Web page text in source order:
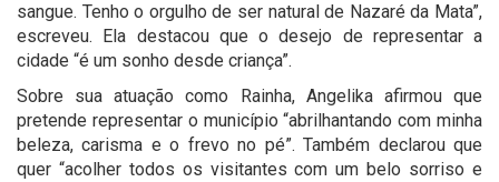
sangue. Tenho o orgulho de ser natural de Nazaré da Mata”,
escreveu. Ela destacou que o desejo de representar a
cidade “é um sonho desde criança”.
Sobre sua atuação como Rainha, Angelika afirmou que
pretende representar o município “abrilhantando com minha
beleza, carisma e o frevo no pé”. Também declarou que
quer “acolher todos os visitantes com um belo sorriso e